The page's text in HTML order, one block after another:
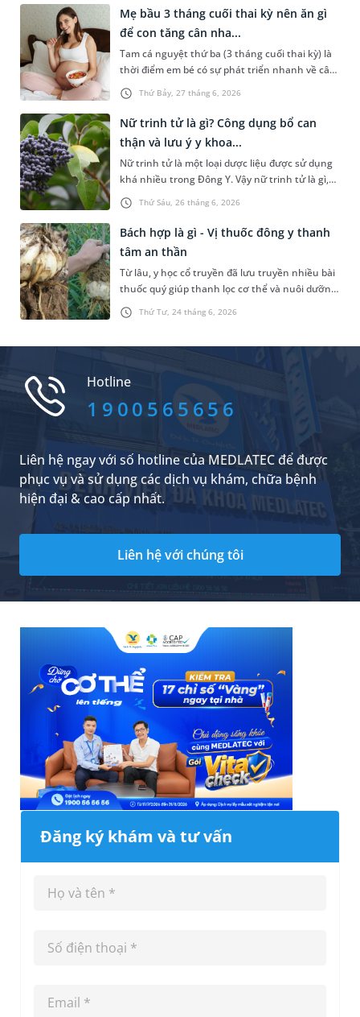
niêm mạc đẹp trước khi chuyển phôi. Bài viết
sau đây sẽ chia sẻ chi tiết hơn về chủ đề này để
chị em tham khảo.
Thứ Bảy, 27 tháng 6, 2026
Mẹ bầu 3 tháng cuối thai kỳ nên ăn gì
để con tăng cân nha...
Tam cá nguyệt thứ ba (3 tháng cuối thai kỳ) là
thời điểm em bé có sự phát triển nhanh về cân
nặng, đồng thời hoàn thiện các cơ quan nội
tạng quan trọng như não bộ, hệ hô hấp và hệ
xương khớp. Nhiều mẹ bầu khi đi siêu âm ở
những tuần cuối cảm thấy vô cùng lo lắng khi
bác sĩ thông báo chỉ số cân nặng của con nhẹ
hơn so với tiêu chuẩn tuần tuổi. Vậy 3 tháng
cuối thai kỳ nên ăn gì để con tăng cân nhanh
và khỏe mạnh?
Thứ Sáu, 26 tháng 6, 2026
Nữ trinh tử là gì? Công dụng bổ can
thận và lưu ý y khoa...
Nữ trinh tử là một loại dược liệu được sử dụng
khá nhiều trong Đông Y. Vậy nữ trinh tử là gì,
đặc tính sinh học và công dụng như thế nào?
Những kiến thức này sẽ được chia sẻ trong bài
viết sau đây.
Thứ Tư, 24 tháng 6, 2026
Bách hợp là gì - Vị thuốc đông y thanh
tâm an thần
Từ lâu, y học cổ truyền đã lưu truyền nhiều bài
thuốc quý giúp thanh lọc cơ thể và nuôi dưỡng
tinh thần. Trong số, bách hợp được biết đến là
một vị thuốc có khả năng thanh tâm, an thần
thảo dược này sở hữu những giá trị sức khỏe
Hotline
1900565656
Liên hệ ngay với số hotline của MEDLATEC để được
phục vụ và sử dụng các dịch vụ khám, chữa bệnh
hiện đại & cao cấp nhất.
Liên hệ với chúng tôi
Đăng ký khám và tư vấn